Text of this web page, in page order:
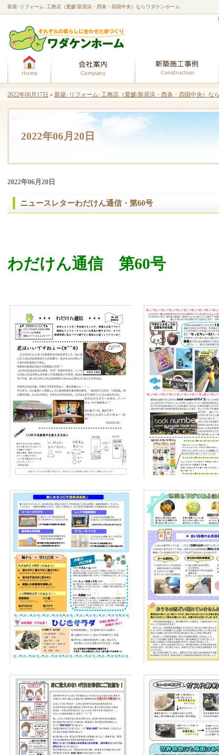
2022年06月20日
新築･リフォーム･工務店（愛媛/新居浜・西条・四国中央）ならワダケンホーム
2022年06月20日
ニュースレターわだけん通信・第60号
わだけん通信 第60号
2022年06月17日 « 新築･リフォーム･工務店（愛媛/新居浜・西条・四国中央）な